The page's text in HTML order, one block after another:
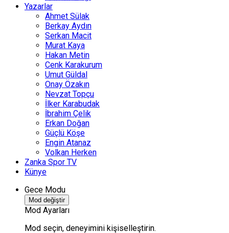
Yazarlar
Ahmet Sülak
Berkay Aydın
Serkan Macit
Murat Kaya
Hakan Metin
Cenk Karakurum
Umut Güldal
Onay Özakın
Nevzat Topçu
İlker Karabudak
İbrahim Çelik
Erkan Doğan
Güçlü Köşe
Engin Atanaz
Volkan Herken
Zanka Spor TV
Künye
Gece Modu
Mod değiştir
Mod Ayarları
Mod seçin, deneyimini kişiselleştirin.